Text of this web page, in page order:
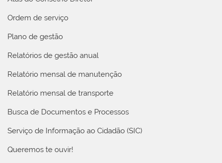
Ordem de serviço
Plano de gestão
Relatórios de gestão anual
Relatório mensal de manutenção
Relatório mensal de transporte
Busca de Documentos e Processos
Serviço de Informação ao Cidadão (SIC)
Queremos te ouvir!